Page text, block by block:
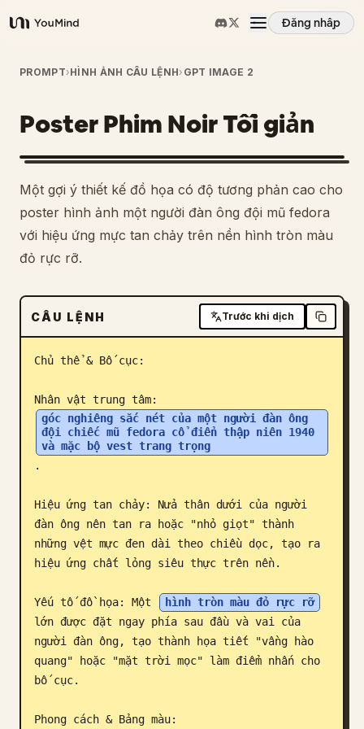
YouMind
Đăng nhập
Tổng quan
Các trường hợp sử dụng
Lời nhắc
Tải xuống
Cập nhật
PROMPT›HÌNH ẢNH CÂU LỆNH› GPT IMAGE 2
Poster Phim Noir Tối giản
Một gợi ý thiết kế đồ họa có độ tương phản cao cho
poster hình ảnh một người đàn ông đội mũ fedora
với hiệu ứng mực tan chảy trên nền hình tròn màu
đỏ rực rỡ.
CÂU LỆNH Trước khi dịch
Chủ thể & Bố cục:
Nhân vật trung tâm:
góc nghiêng sắc nét của một người đàn ông
đội chiếc mũ fedora cổ điển thập niên 1940
và mặc bộ vest trang trọng
.
Hiệu ứng tan chảy: Nửa thân dưới của người
đàn ông nên tan ra hoặc "nhỏ giọt" thành
những vệt mực đen dài theo chiều dọc, tạo ra
hiệu ứng chất lỏng siêu thực trên nền.
Yếu tố đồ họa: Một
hình tròn màu đỏ rực rỡ
lớn được đặt ngay phía sau đầu và vai của
người đàn ông, tạo thành họa tiết "vầng hào
quang" hoặc "mặt trời mọc" làm điểm nhấn cho
bố cục.
Phong cách & Bảng màu: